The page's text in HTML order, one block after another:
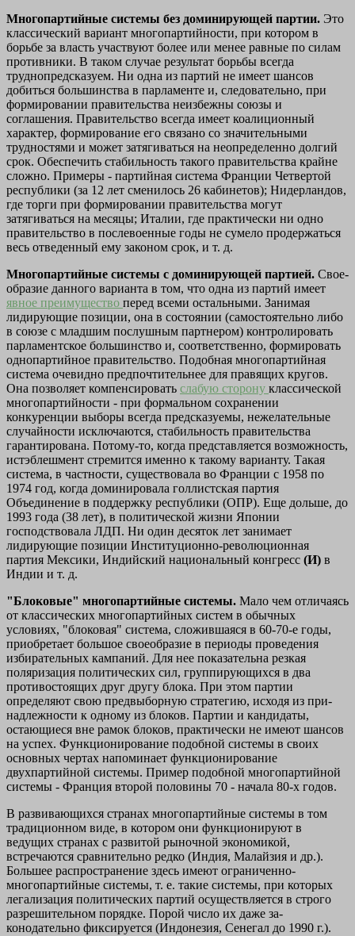
Многопартийные системы без доминирующей партии. Это
классический вариант многопартийности, при котором в
борьбе за власть участвуют более или менее равные по силам
противники. В таком случае результат борьбы всегда
труднопредсказуем. Ни одна из партий не имеет шансов
добиться большинства в парла­менте и, следовательно, при
формировании правительства неиз­бежны союзы и
соглашения. Правительство всегда имеет коалици­онный
характер, формирование его связано со значительными
трудностями и может затягиваться на неопределенно долгий
срок. Обеспечить стабильность такого правительства крайне
сложно. Примеры - партийная система Франции Четвертой
республики (за 12 лет сменилось 26 кабинетов); Нидерландов,
где торги при формировании правительства могут
затягиваться на месяцы; Ита­лии, где практически ни одно
правительство в послевоенные годы не сумело продержаться
весь отведенный ему законом срок, и т. д.
Многопартийные системы с доминирующей партией. Свое­
образие данного варианта в том, что одна из партий имеет
явное преимущество перед всеми остальными. Занимая
лидирующие позиции, она в состоянии (самостоятельно либо
в союзе с млад­шим послушным партнером) контролировать
парламентское боль­шинство и, соответственно, формировать
однопартийное прави­тельство. Подобная многопартийная
система очевидно предпочти­тельнее для правящих кругов.
Она позволяет компенсировать слабую сторону классической
многопартийности - при формаль­ном сохранении
конкуренции выборы всегда предсказуемы, неже­лательные
случайности исключаются, стабильность правительства
гарантирована. Потому-то, когда представляется возможность,
истэблешмент стремится именно к такому варианту. Такая
систе­ма, в частности, существовала во Франции с 1958 по
1974 год, когда доминировала голлистская партия
Объединение в поддерж­ку республики (ОПР). Еще дольше, до
1993 года (38 лет), в поли­тической жизни Японии
господствовала ЛДП. Ни один десяток лет занимает
лидирующие позиции Институционно-революционная
партия Мексики, Индийский национальный конгресс (И) в
Индии и т. д.
"Блоковые" многопартийные системы. Мало чем отличаясь
от классических многопартийных систем в обычных
условиях, "бло­ковая" система, сложившаяся в 60-70-е годы,
приобретает боль­шое своеобразие в периоды проведения
избирательных кампаний. Для нее показательна резкая
поляризация политических сил, груп­пирующихся в два
противостоящих друг другу блока. При этом партии
определяют свою предвыборную стратегию, исходя из при­
надлежности к одному из блоков. Партии и кандидаты,
остающи­еся вне рамок блоков, практически не имеют шансов
на успех. Функционирование подобной системы в своих
основных чертах напоминает функционирование
двухпартийной системы. Пример подобной многопартийной
системы - Франция второй половины 70 - начала 80-х годов.
В развивающихся странах многопартийные системы в том
традиционном виде, в котором они функционируют в
ведущих стра­нах с развитой рыночной экономикой,
встречаются сравнительно редко (Индия, Малайзия и др.).
Большее распространение здесь имеют ограниченно-
многопартийные системы, т. е. такие систе­мы, при которых
легализация политических партий осуществля­ется в строго
разрешительном порядке. Порой число их даже за­
конодательно фиксируется (Индонезия, Сенегал до 1990 г.).